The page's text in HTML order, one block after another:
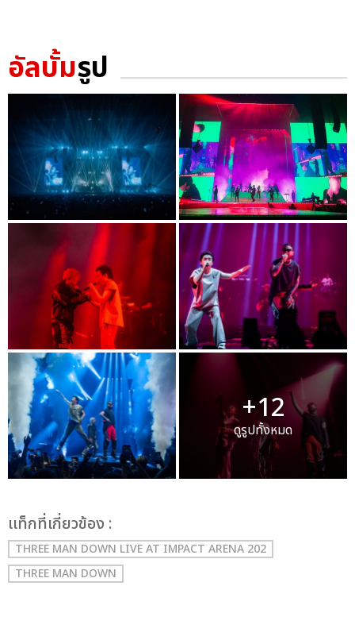
อัลบั้มรูป
+12
ดูรูปทั้งหมด
เเท็กที่เกี่ยวข้อง :
THREE MAN DOWN LIVE AT IMPACT ARENA 202
THREE MAN DOWN